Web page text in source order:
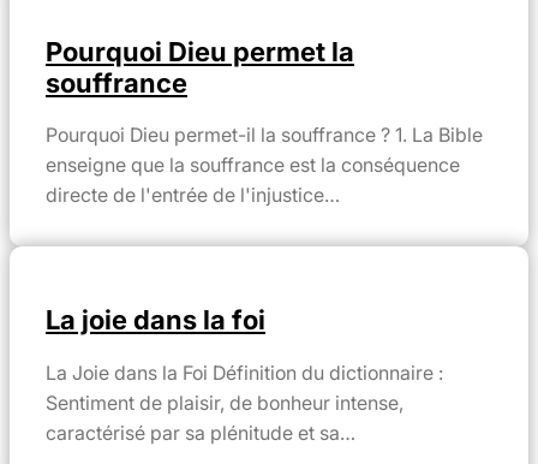
Pourquoi Dieu permet la
souffrance
Pourquoi Dieu permet-il la souffrance ? 1. La Bible
enseigne que la souffrance est la conséquence
directe de l'entrée de l'injustice…
La joie dans la foi
La Joie dans la Foi Définition du dictionnaire :
Sentiment de plaisir, de bonheur intense,
caractérisé par sa plénitude et sa…